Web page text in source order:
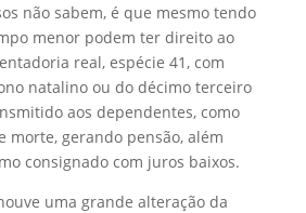
não sabem, é que mesmo tendo
menor podem ter direito ao
real, espécie 41, com
natalino ou do décimo terceiro
aos dependentes, como
morte, gerando pensão, além
consignado com juros baixos.
uma grande alteração da